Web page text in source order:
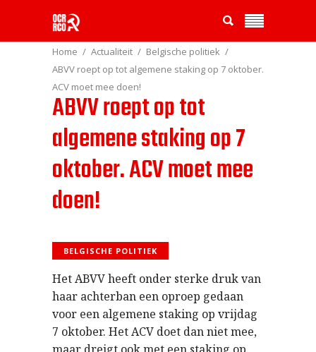
Home Actualiteit
Belgische politiek
ABVV roept op tot algemene staking op 7 oktober.
ACV moet mee doen!
ABVV roept op tot
algemene staking op 7
oktober. ACV moet mee
doen!
BELGISCHE POLITIEK
Het ABVV heeft onder sterke druk van
haar achterban een oproep gedaan
voor een algemene staking op vrijdag
7 oktober. Het ACV doet dan niet mee,